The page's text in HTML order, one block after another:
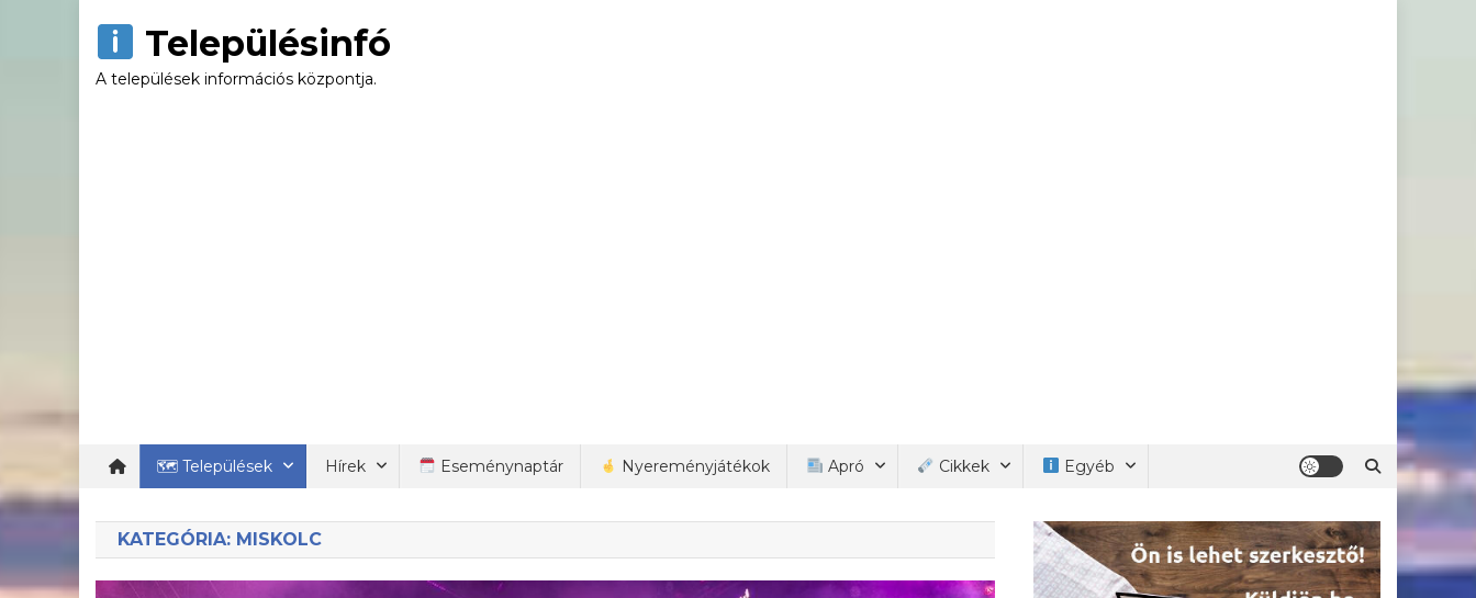
Településinfó
A települések információs központja.
🗺 Települések Hírek Eseménynaptár Nyereményjátékok Apró Cikkek Egyéb
KATEGÓRIA: MISKOLC